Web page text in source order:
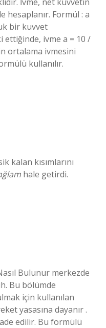
hesaplanır. Formül : a
bir kuvvet
ettiğinde, ivme a = 10 /
ortalama ivmesini
kullanılır.
kalan kısımlarını
hale getirdi.
Bulunur merkezde
Bu bölümde
için kullanılan
yasasına dayanır .
edilir. Bu formülü